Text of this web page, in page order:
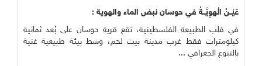
عَيْــنُ الْهوِيَّــةُ في حوسان نبض الماء والهوية :
في قلب الطبيعة الفلسطينية، تقع قرية حوسان على بُعد ثمانية
كيلومترات فقط غرب مدينة بيت لحم، وسط بيئة طبيعية غنية
بالتنوع الجغرافي ...